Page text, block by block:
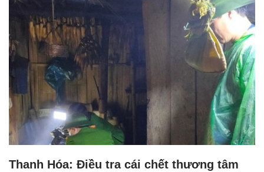
Thanh Hóa: Điều tra cái chết thương tâm